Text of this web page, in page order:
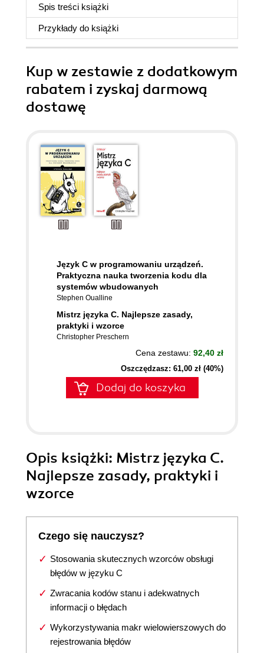
Spis treści książki
Przykłady do książki
Kup w zestawie z dodatkowym
rabatem i zyskaj darmową
dostawę
Język C w programowaniu urządzeń.
Praktyczna nauka tworzenia kodu dla
systemów wbudowanych
Stephen Oualline
Mistrz języka C. Najlepsze zasady,
praktyki i wzorce
Christopher Preschern
Cena zestawu: 92,40 zł
Oszczędzasz: 61,00 zł (40%)
Dodaj do koszyka
Opis książki: Mistrz języka C.
Najlepsze zasady, praktyki i
wzorce
Czego się nauczysz?
Stosowania skutecznych wzorców obsługi
błędów w języku C
Zwracania kodów stanu i adekwatnych
informacji o błędach
Wykorzystywania makr wielowierszowych do
rejestrowania błędów